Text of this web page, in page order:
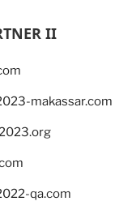
II
makassar.com
qa.com